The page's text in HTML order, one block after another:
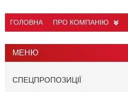
ГОЛОВНА ПРО КОМПАНІЮ
СПЕЦПРОПОЗИЦІЇ